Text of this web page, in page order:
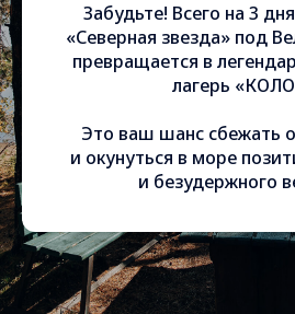
Забудьте! Всего на 3
«Северная звезда» под
превращается в
лагерь
Это ваш шанс сбежать
и окунуться в море
и безудержного